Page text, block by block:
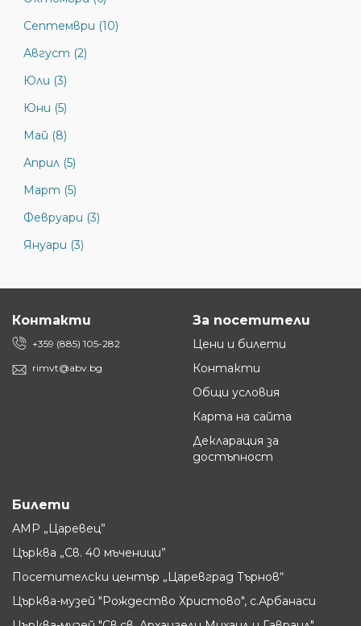
Септември (10)
Август (2)
Юли (3)
Юни (5)
Май (8)
Април (5)
Март (5)
Февруари (3)
Януари (3)
Контакти
+359 (885) 105-282
rimvt@abv.bg
За посетители
Цени и билети
Контакти
Общи условия
Карта на сайта
Декларация за
достъпност
Билети
АМР „Царевец”
Църква „Св. 40 мъченици”
Посетителски център „Царевград Търнов“
Църква-музей "Рождество Христово", с.Арбанаси